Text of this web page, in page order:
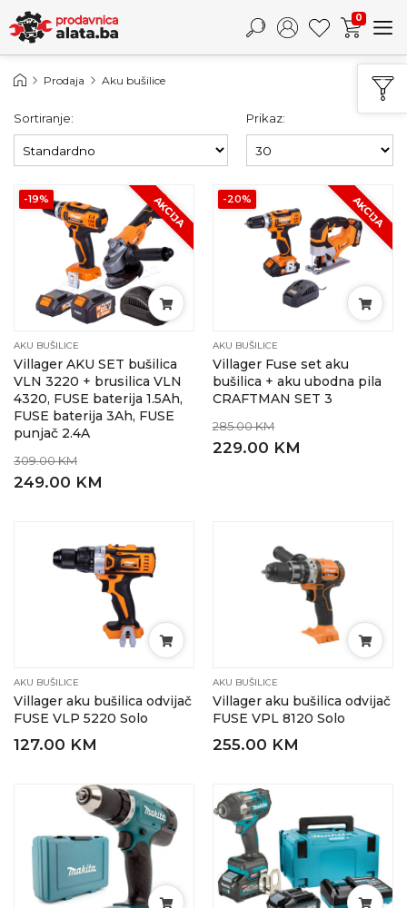
0
Prodaja Aku bušilice
Sortiranje: Prikaz:
-19% AKCIJA
AKU BUŠILICE
Villager AKU SET bušilica
VLN 3220 + brusilica VLN
4320, FUSE baterija 1.5Ah,
FUSE baterija 3Ah, FUSE
punjač 2.4A
309.00 KM
249.00 KM
-20% AKCIJA
AKU BUŠILICE
Villager Fuse set aku
bušilica + aku ubodna pila
CRAFTMAN SET 3
285.00 KM
229.00 KM
AKU BUŠILICE
Villager aku bušilica odvijač
FUSE VLP 5220 Solo
127.00 KM
AKU BUŠILICE
Villager aku bušilica odvijač
FUSE VPL 8120 Solo
255.00 KM